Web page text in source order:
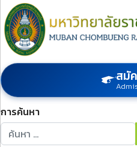
สมั
การค้นหา
การค้นหา